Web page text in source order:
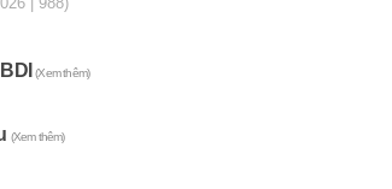
(Xem thêm)
(Xem thêm)